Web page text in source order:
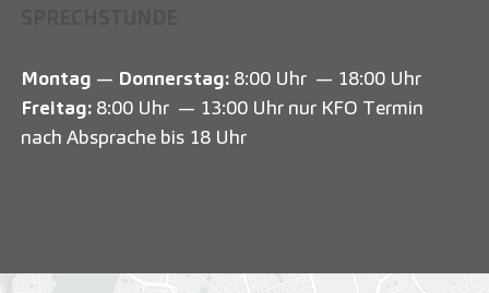
Montag — Donnerstag: 8:00 Uhr — 18:00 Uhr
Freitag: 8:00 Uhr — 13:00 Uhr nur KFO Termin
nach Absprache bis 18 Uhr